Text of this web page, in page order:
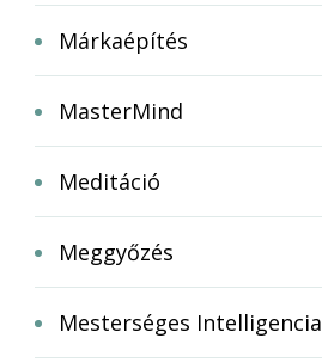
Márkaépítés
MasterMind
Meditáció
Meggyőzés
Mesterséges Intelligencia